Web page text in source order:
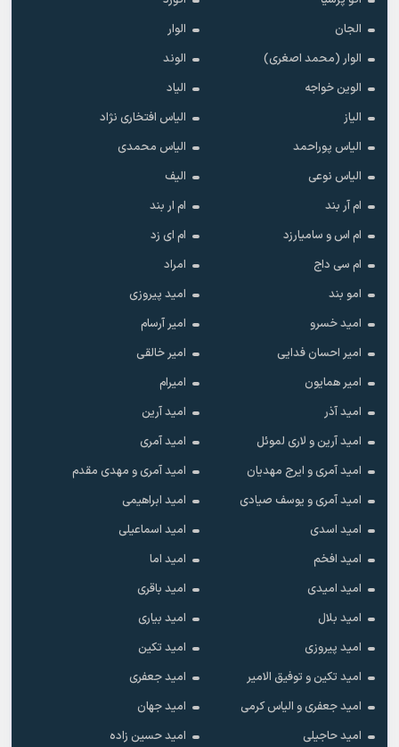
الجان
الوار
الوار (محمد اصغری)
الوند
الوین خواجه
الیاد
الیاز
الیاس افتخاری نژاد
الیاس پوراحمد
الیاس محمدی
الیاس نوعی
الیف
ام آر بند
ام ار بند
ام اس و سامیارزد
ام ای زد
ام سی داج
امراد
امو بند
امید پیروزی
امید خسرو
امیر آرسام
امیر احسان فدایی
امیر خالقى
امیر همایون
امیرام
امید آذر
امید آرین
امید آرین و لاری لموئل
امید آمری
امید آمری و ایرج مهدیان
امید آمری و مهدی مقدم
امید آمری و یوسف صیادی
امید ابراهیمی
امید اسدی
امید اسماعیلی
امید افخم
امید اما
امید امیدی
امید باقری
امید بلال
امید بیاری
امید پیروزی
امید تکین
امید تکین و توفیق الامیر
امید جعفری
امید جعفری و الیاس کرمی
امید جهان
امید حاجیلی
امید حسین زاده